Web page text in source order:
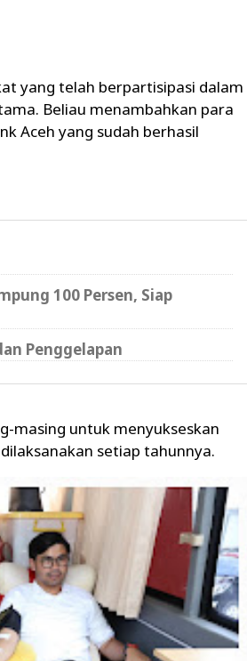
yang telah berpartisipasi dalam
Beliau menambahkan para
Aceh yang sudah berhasil
100 Persen, Siap
Penggelapan
masing untuk menyukseskan
setiap tahunnya.